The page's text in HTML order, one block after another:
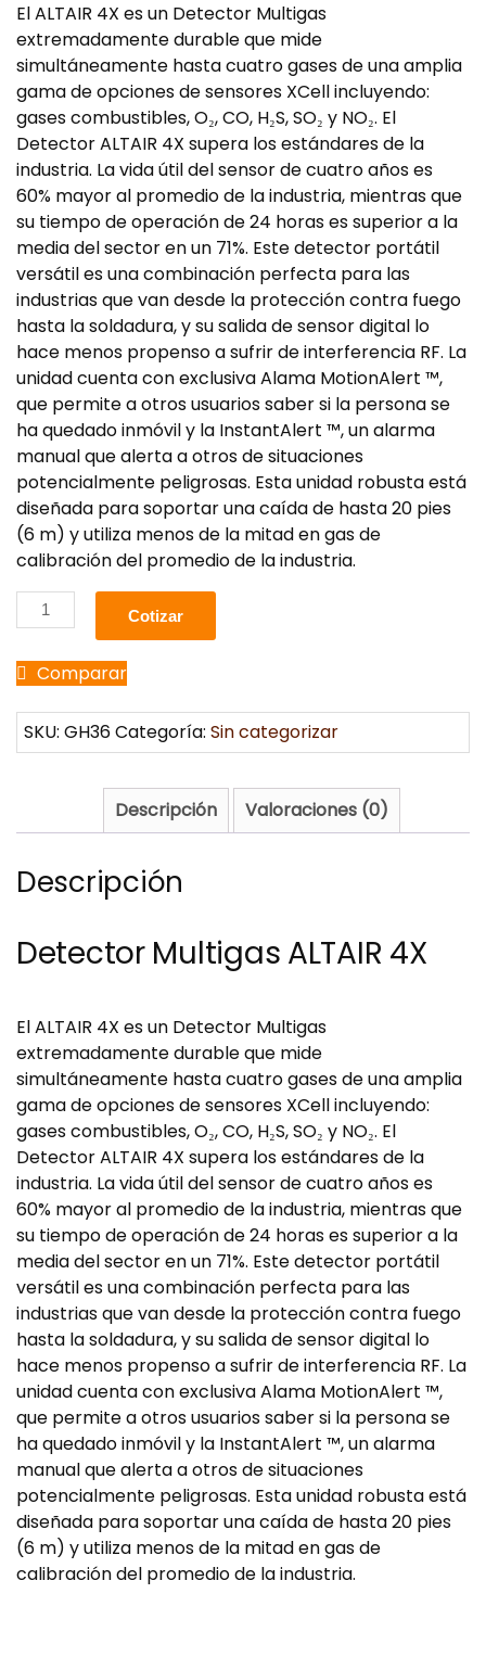
El ALTAIR 4X es un Detector Multigas
extremadamente durable que mide
simultáneamente hasta cuatro gases de una amplia
gama de opciones de sensores XCell incluyendo:
gases combustibles, O₂, CO, H₂S, SO₂ y NO₂. El
Detector ALTAIR 4X supera los estándares de la
industria. La vida útil del sensor de cuatro años es
60% mayor al promedio de la industria, mientras que
su tiempo de operación de 24 horas es superior a la
media del sector en un 71%. Este detector portátil
versátil es una combinación perfecta para las
industrias que van desde la protección contra fuego
hasta la soldadura, y su salida de sensor digital lo
hace menos propenso a sufrir de interferencia RF. La
unidad cuenta con exclusiva Alama MotionAlert ™,
que permite a otros usuarios saber si la persona se
ha quedado inmóvil y la InstantAlert ™, un alarma
manual que alerta a otros de situaciones
potencialmente peligrosas. Esta unidad robusta está
diseñada para soportar una caída de hasta 20 pies
(6 m) y utiliza menos de la mitad en gas de
calibración del promedio de la industria.
Cotizar
Comparar
SKU: GH36Categoría: Sin categorizar
Descripción Valoraciones (0)
Descripción
Detector Multigas ALTAIR 4X
El ALTAIR 4X es un Detector Multigas
extremadamente durable que mide
simultáneamente hasta cuatro gases de una amplia
gama de opciones de sensores XCell incluyendo:
gases combustibles, O₂, CO, H₂S, SO₂ y NO₂. El
Detector ALTAIR 4X supera los estándares de la
industria. La vida útil del sensor de cuatro años es
60% mayor al promedio de la industria, mientras que
su tiempo de operación de 24 horas es superior a la
media del sector en un 71%. Este detector portátil
versátil es una combinación perfecta para las
industrias que van desde la protección contra fuego
hasta la soldadura, y su salida de sensor digital lo
hace menos propenso a sufrir de interferencia RF. La
unidad cuenta con exclusiva Alama MotionAlert ™,
que permite a otros usuarios saber si la persona se
ha quedado inmóvil y la InstantAlert ™, un alarma
manual que alerta a otros de situaciones
potencialmente peligrosas. Esta unidad robusta está
diseñada para soportar una caída de hasta 20 pies
(6 m) y utiliza menos de la mitad en gas de
calibración del promedio de la industria.